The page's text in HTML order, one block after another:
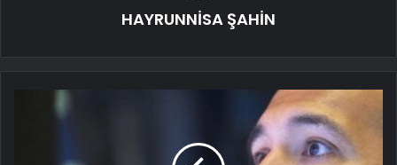
HAYRUNNİSA ŞAHİN